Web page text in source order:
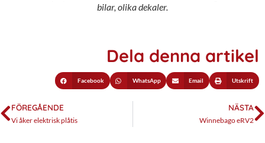
bilar, olika dekaler.
Dela denna artikel
Facebook WhatsApp Email Utskrift
FÖREGÅENDE
Vi åker elektrisk plåtis
NÄSTA
Winnebago eRV2